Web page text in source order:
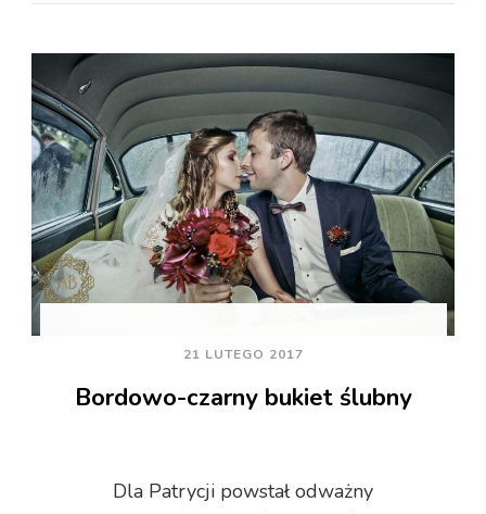
21 LUTEGO 2017
Bordowo-czarny bukiet ślubny
Dla Patrycji powstał odważny